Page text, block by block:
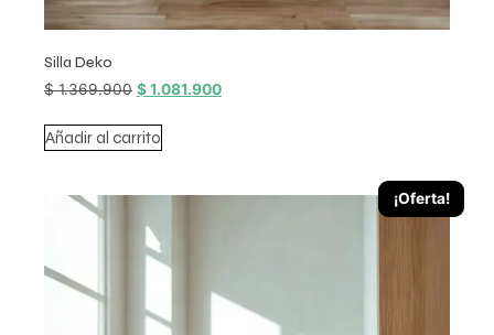
Silla Deko
$1.369.900 $1.081.900
Añadir al carrito
¡Oferta!